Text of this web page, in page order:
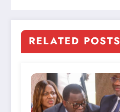
RELATED POSTS